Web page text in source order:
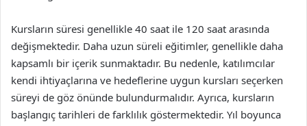
Kursların süresi genellikle 40 saat ile 120 saat arasında
değişmektedir. Daha uzun süreli eğitimler, genellikle daha
kapsamlı bir içerik sunmaktadır. Bu nedenle, katılımcılar
kendi ihtiyaçlarına ve hedeflerine uygun kursları seçerken
süreyi de göz önünde bulundurmalıdır. Ayrıca, kursların
başlangıç tarihleri de farklılık göstermektedir. Yıl boyunca